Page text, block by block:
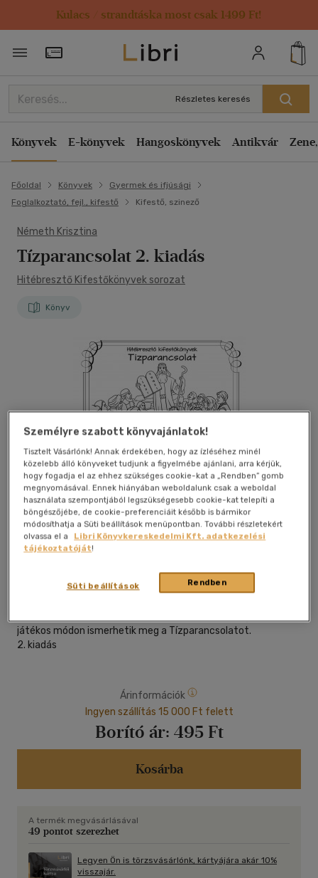
Kulacs / strandtáska most csak 1499 Ft!
Törzsvásárlói Kártya adatai
Részletes keresés
Könyvek E-könyvek Hangoskönyvek Antikvár
Főoldal Könyvek
Gyermek és ifjúsági
Foglalkoztató, fejl., kifestő
Kifestő, szinező
Németh Krisztina
Tízparancsolat 2. kiadás
Hitébresztő Kifestőkönyvek sorozat
Könyv
Kívánságlistához adom Megosztom
Danica Könyvkiadó
játékos módon ismerhetik meg a Tízparancsolatot.
2. kiadás
Árinformációk
Ingyen szállítás 15 000 Ft felett
Borító ár: 495 Ft
Kosárba
A termék megvásárlásával
49 pontot szerezhet
Legyen Ön is törzsvásárlónk, kártyájára akár 10%
visszajár.
Személyre szabott könyvajánlatok!
Tisztelt Vásárlónk! Annak érdekében, hogy az ízléséhez minél
közelebb álló könyveket tudjunk a figyelmébe ajánlani, arra kérjük,
hogy fogadja el az ehhez szükséges cookie-kat a „Rendben” gomb
megnyomásával. Ennek hiányában weboldalunk csak a weboldal
használata szempontjából legszükségesebb cookie-kat telepíti a
böngészőjébe, de cookie-preferenciáit később is bármikor
módosíthatja a Süti beállítások menüpontban. További részletekért
olvassa el a
Libri Könyvkereskedelmi Kft. adatkezelési
tájékoztatóját!
Rendben
Süti beállítások